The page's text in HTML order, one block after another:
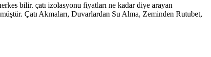
bilir. çatı izolasyonu fiyatları ne kadar diye arayan
Çatı Akmaları, Duvarlardan Su Alma, Zeminden Rutubet,